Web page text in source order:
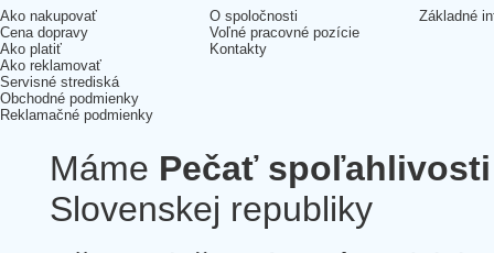
Ako nakupovať
Cena dopravy
Ako platiť
Ako reklamovať
Servisné strediská
Obchodné podmienky
Reklamačné podmienky
O spoločnosti
Voľné pracovné pozície
Kontakty
Základné
Máme Pečať spoľahlivosti
Slovenskej republiky